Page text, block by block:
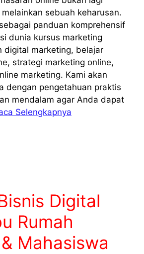
sebuah keharusan.
panduan komprehensif
dunia kursus marketing
digital marketing, belajar
strategi marketing online,
marketing. Kami akan
dengan pengetahuan praktis
mendalam agar Anda dapat
Selengkapnya
Digital
Rumah
Mahasiswa